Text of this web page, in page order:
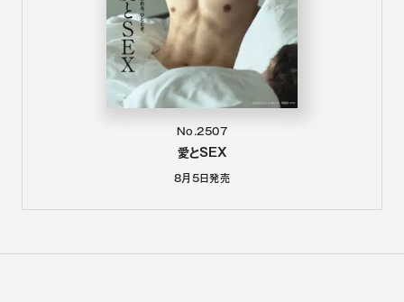
No.2507
愛とSEX
8月5日発売